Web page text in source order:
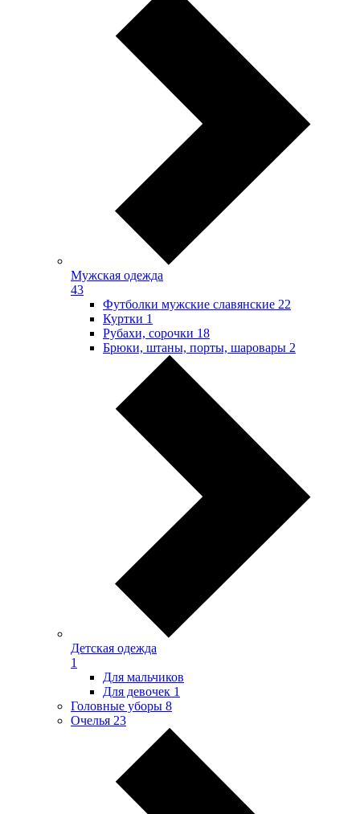
Мужская одежда
43
Футболки мужские славянские 22
Куртки 1
Рубахи, сорочки 18
Брюки, штаны, порты, шаровары 2
Детская одежда
1
Для мальчиков
Для девочек 1
Головные уборы 8
Очелья 23